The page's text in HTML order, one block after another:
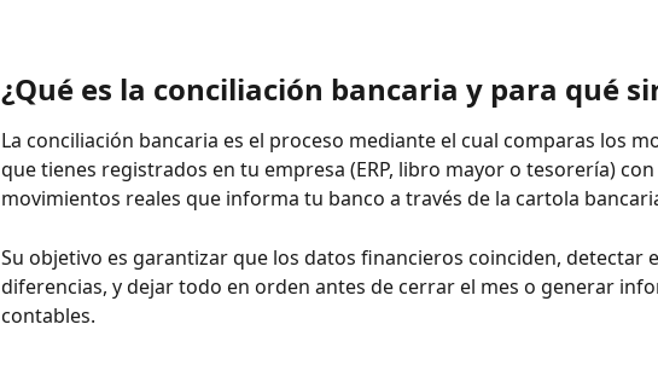
¿Qué es la conciliación bancaria y para qué
La conciliación bancaria es el proceso mediante el cual comparas los
que tienes registrados en tu empresa (ERP, libro mayor o tesorería)
movimientos reales que informa tu banco a través de la cartola
Su objetivo es garantizar que los datos financieros coinciden, detectar
diferencias, y dejar todo en orden antes de cerrar el mes o generar
contables.